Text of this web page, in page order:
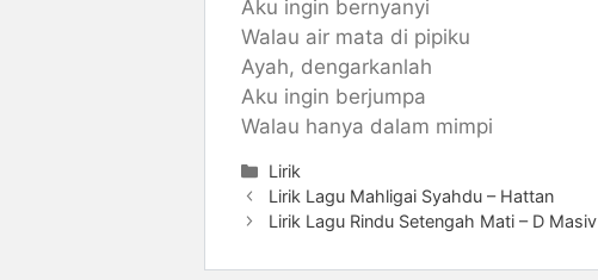
Aku ingin bernyanyi
Walau air mata di pipiku
Ayah, dengarkanlah
Aku ingin berjumpa
Walau hanya dalam mimpi
Categories
Lirik
Lirik Lagu Mahligai Syahdu – Hattan
Lirik Lagu Rindu Setengah Mati – D Masiv